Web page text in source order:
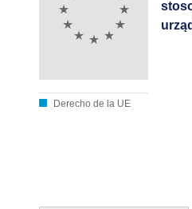
Derecho de la UE